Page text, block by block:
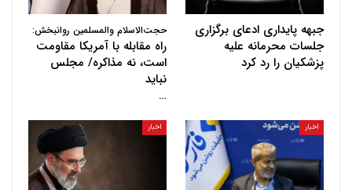
جبهه پایداری ادعای برگزاری
جلسات محرمانه علیه
پزشکیان را رد کرد
حجت‌الاسلام والمسلمین روانبخش:
راه مقابله با آمریکا مقاومت
است، نه مذاکره/ مجلس
نباید
…
اخبار اخبار